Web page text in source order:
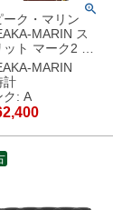
ーク・マリン
MARIN ス
ット マーク2 ブ
黒 ローマン
ラウンド
メンズ 腕時計
き ブラック
】中古美品
MARIN
計
ク: A